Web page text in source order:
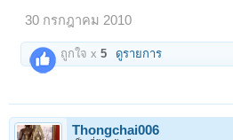
30 กรกฎาคม 2010
ถูกใจ x5 ดูรายการ
Thongchai006